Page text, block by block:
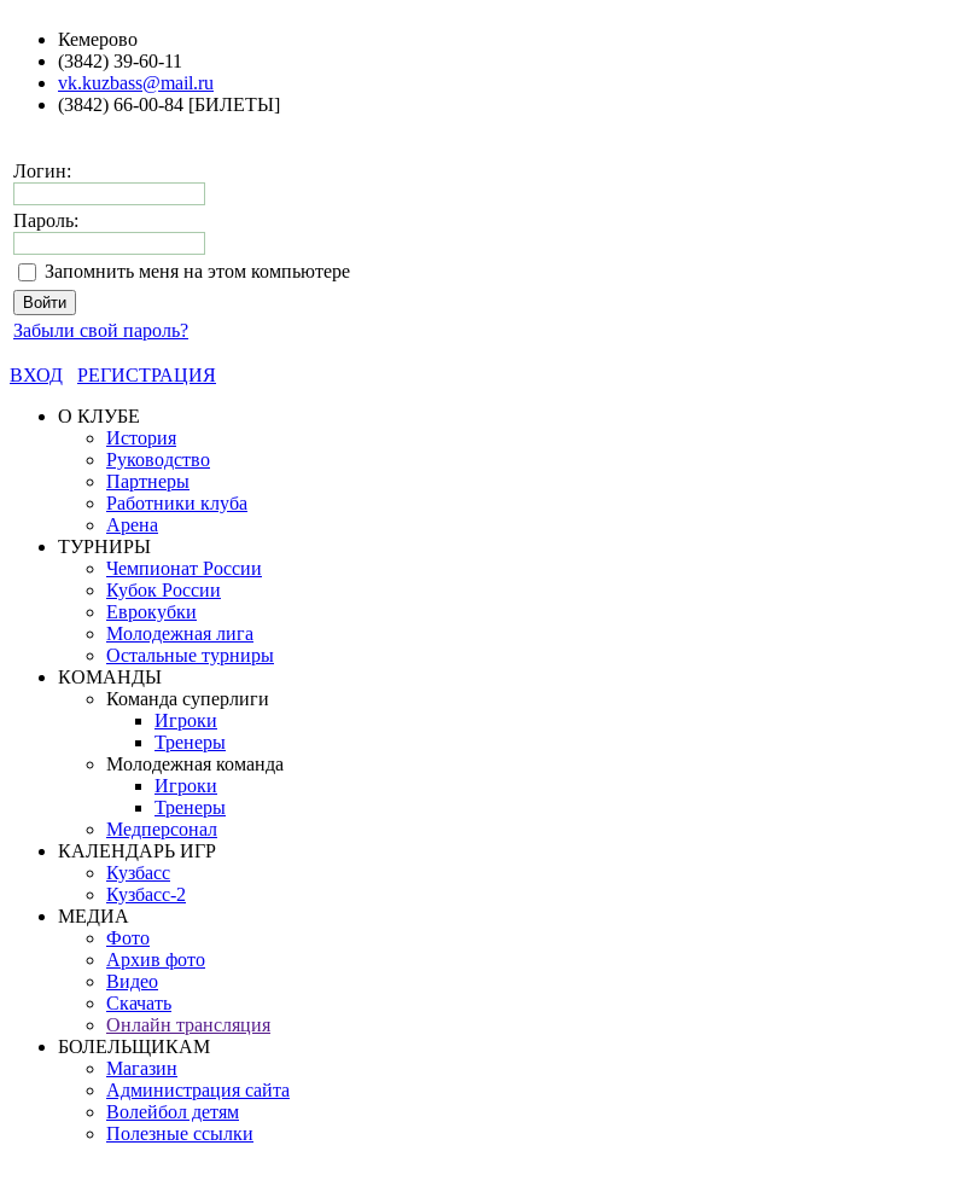
Кемерово
(3842) 39-60-11
vk.kuzbass@mail.ru
(3842) 66-00-84 [БИЛЕТЫ]
Логин:
Пароль:
Запомнить меня на этом компьютере
Забыли свой пароль?
ВХОД
РЕГИСТРАЦИЯ
О КЛУБЕ
История
Руководство
Партнеры
Работники клуба
Арена
ТУРНИРЫ
Чемпионат России
Кубок России
Еврокубки
Молодежная лига
Остальные турниры
КОМАНДЫ
Команда суперлиги
Игроки
Тренеры
Молодежная команда
Игроки
Тренеры
Медперсонал
КАЛЕНДАРЬ ИГР
Кузбасс
Кузбасс-2
МЕДИА
Фото
Архив фото
Видео
Скачать
Онлайн трансляция
БОЛЕЛЬЩИКАМ
Магазин
Администрация сайта
Волейбол детям
Полезные ссылки